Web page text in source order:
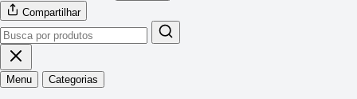
Compartilhar
Menu Categorias